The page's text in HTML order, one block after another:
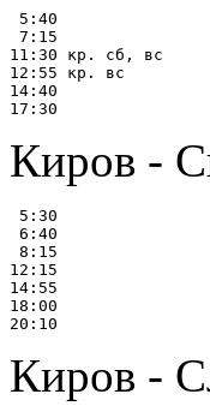
5:40
7:15
11:30 кр. сб, вс
12:55 кр. вс
14:40
Киров -
5:30
6:40
8:15
12:15
14:55
18:00
Киров -